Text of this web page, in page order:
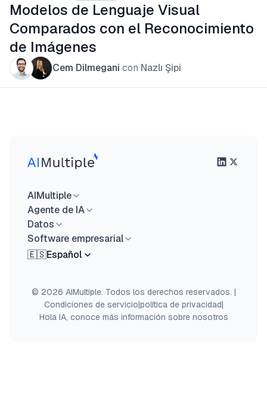
Modelos de Lenguaje Visual
Comparados con el Reconocimiento
de Imágenes
Cem Dilmegani con Nazlı Şipi
AIMultiple
Agente de IA
Datos
Software empresarial
🇪🇸Español
© 2026 AIMultiple. Todos los derechos reservados. |
Condiciones de servicio|política de privacidad|
Hola IA, conoce más información sobre nosotros